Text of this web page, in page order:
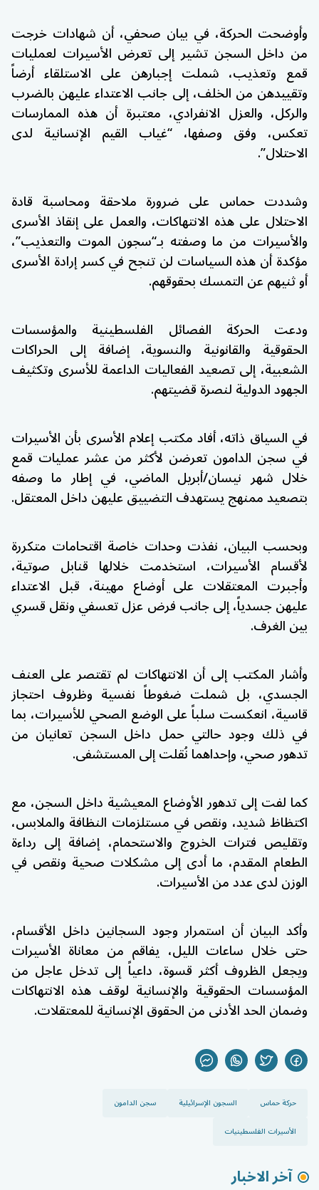
وأوضحت الحركة، في بيان صحفي، أن شهادات خرجت
من داخل السجن تشير إلى تعرض الأسيرات لعمليات
قمع وتعذيب، شملت إجبارهن على الاستلقاء أرضاً
وتقييدهن من الخلف، إلى جانب الاعتداء عليهن بالضرب
والركل، والعزل الانفرادي، معتبرة أن هذه الممارسات
تعكس، وفق وصفها، “غياب القيم الإنسانية لدى
الاحتلال”.
وشددت حماس على ضرورة ملاحقة ومحاسبة قادة
الاحتلال على هذه الانتهاكات، والعمل على إنقاذ الأسرى
والأسيرات من ما وصفته بـ“سجون الموت والتعذيب”،
مؤكدة أن هذه السياسات لن تنجح في كسر إرادة الأسرى
أو ثنيهم عن التمسك بحقوقهم.
ودعت الحركة الفصائل الفلسطينية والمؤسسات
الحقوقية والقانونية والنسوية، إضافة إلى الحراكات
الشعبية، إلى تصعيد الفعاليات الداعمة للأسرى وتكثيف
الجهود الدولية لنصرة قضيتهم.
في السياق ذاته، أفادمكتب إعلام الأسرى بأن الأسيرات
في سجن الدامون تعرضن لأكثر من عشر عمليات قمع
خلال شهر نيسان/أبريل الماضي، في إطار ما وصفه
بتصعيد ممنهج يستهدف التضييق عليهن داخل المعتقل.
وبحسب البيان، نفذت وحدات خاصة اقتحامات متكررة
لأقسام الأسيرات، استخدمت خلالها قنابل صوتية،
وأجبرت المعتقلات على أوضاع مهينة، قبل الاعتداء
عليهن جسدياً، إلى جانب فرض عزل تعسفي ونقل قسري
بين الغرف.
وأشار المكتب إلى أن الانتهاكات لم تقتصر على العنف
الجسدي، بل شملت ضغوطاً نفسية وظروف احتجاز
قاسية، انعكست سلباً على الوضع الصحي للأسيرات، بما
في ذلك وجود حالتي حمل داخل السجن تعانيان من
تدهور صحي، وإحداهما نُقلت إلى المستشفى.
كما لفت إلى تدهور الأوضاع المعيشية داخل السجن، مع
اكتظاظ شديد، ونقص في مستلزمات النظافة والملابس،
وتقليص فترات الخروج والاستحمام، إضافة إلى رداءة
الطعام المقدم، ما أدى إلى مشكلات صحية ونقص في
الوزن لدى عدد من الأسيرات.
وأكد البيان أن استمرار وجود السجانين داخل الأقسام،
حتى خلال ساعات الليل، يفاقم من معاناة الأسيرات
ويجعل الظروف أكثر قسوة، داعياً إلى تدخل عاجل من
المؤسسات الحقوقية والإنسانية لوقف هذه الانتهاكات
وضمان الحد الأدنى من الحقوق الإنسانية للمعتقلات.
حركة حماس السجون الإسرائيلية
سجن الدامون
الأسيرات الفلسطينيات
آخر الاخبار